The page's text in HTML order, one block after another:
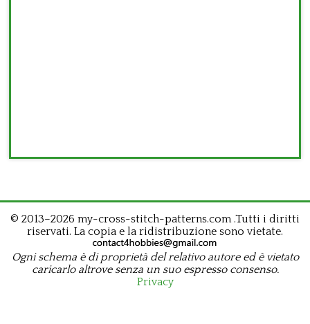
© 2013–2026 my-cross-stitch-patterns.com .Tutti i diritti
riservati. La copia e la ridistribuzione sono vietate.
Ogni schema è di proprietà del relativo autore ed è vietato
caricarlo altrove senza un suo espresso consenso.
Privacy